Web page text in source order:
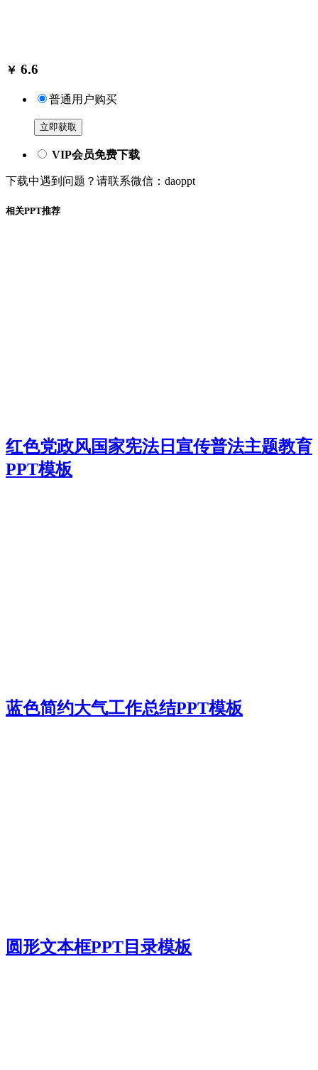
￥ 6.6
普通用户购买
立即获取
VIP会员免费下载
下载中遇到问题？请联系微信：daoppt
相关PPT推荐
红色党政风国家宪法日宣传普法主题教育
PPT模板
蓝色简约大气工作总结PPT模板
圆形文本框PPT目录模板